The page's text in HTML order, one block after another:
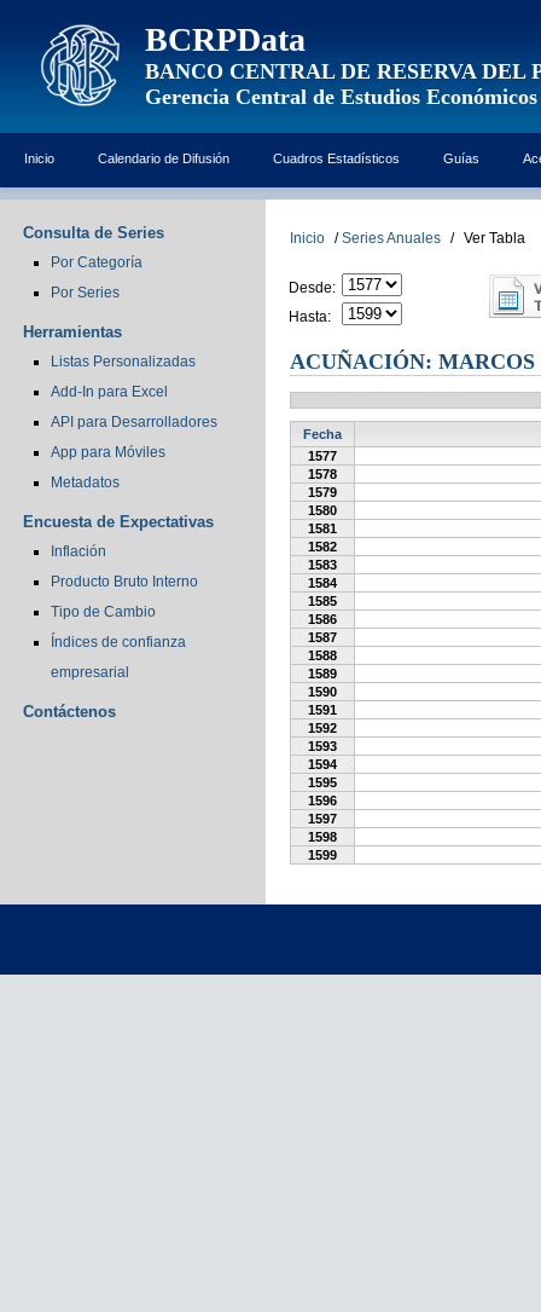
BCRPData
BANCO CENTRAL DE RESERVA DEL
Gerencia Central de Estudios Económicos
Inicio Calendario de Difusión Cuadros Estadísticos Guías
Consulta de Series
Por Categoría
Por Series
Herramientas
Listas Personalizadas
Add-In para Excel
API para Desarrolladores
App para Móviles
Metadatos
Encuesta de Expectativas
Inflación
Producto Bruto Interno
Tipo de Cambio
Índices de confianza
empresarial
Contáctenos
Inicio / Series Anuales / Ver Tabla
Desde:
Hasta:
ACUÑACIÓN: MARCOS
Fecha
1577
1578
1579
1580
1581
1582
1583
1584
1585
1586
1587
1588
1589
1590
1591
1592
1593
1594
1595
1596
1597
1598
1599